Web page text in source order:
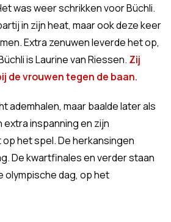
was weer schrikken voor Büchli.
in zijn heat, maar ook deze keer
Extra zenuwen leverde het op,
is Laurine van Riessen. Zij
de vrouwen tegen de baan.
ademhalen, maar baalde later als
inspanning en zijn
het spel. De herkansingen
De kwartfinales en verder staan
olympische dag, op het